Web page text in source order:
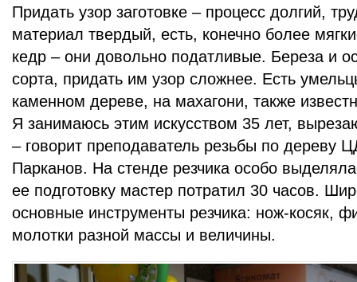
Придать узор заготовке – процесс долгий,
материал твердый, есть, конечно более
кедр – они довольно податливые. Береза и
сорта, придать им узор сложнее. Есть
каменном дереве, на махагони, также
Я занимаюсь этим искусством 35 лет,
– говорит преподаватель резьбы по дереву
Парканов. На стенде резчика особо
ее подготовку мастер потратил 30 часов.
основные инструменты резчика: нож-косяк,
молотки разной массы и величины.